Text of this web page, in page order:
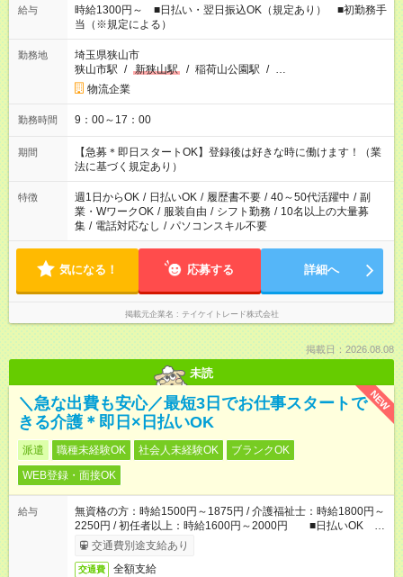
給与
時給1300円～ ■日払い・翌日振込OK（規定あり） ■初勤務手
当（※規定による）
勤務地
埼玉県狭山市
狭山市駅 / 新狭山駅 / 稲荷山公園駅 / …
物流企業
勤務時間 9：00～17：00
期間
【急募＊即日スタートOK】登録後は好きな時に働けます！（業
法に基づく規定あり）
特徴 週1日からOK / 日払いOK / 履歴書不要 / 40～50代活躍中 / 副
業・WワークOK / 服装自由 / シフト勤務 / 10名以上の大量募
集 / 電話対応なし / パソコンスキル不要
気になる！ 応募する 詳細へ
掲載元企業名 テイケイトレード株式会社
掲載日：2026.08.08
未読
NEW
＼急な出費も安心／最短3日でお仕事スタートで
きる介護＊即日×日払いOK
派遣 職種未経験OK 社会人未経験OK
ブランクOK
WEB登録・面接OK
給与
無資格の方：時給1500円～1875円 / 介護福祉士：時給1800円～
2250円 / 初任者以上：時給1600円～2000円 ■日払いOK ■
日収例：1万2000円（時給1500円×8h）
交通費別途支給あり
交通費 全額支給